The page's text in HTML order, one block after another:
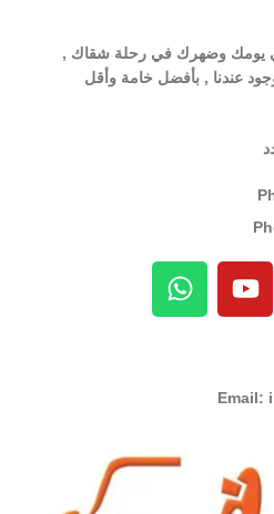
يومك وضهرك في رحلة شقاك ,
عندنا , بأفضل خامة وأقل
Email: